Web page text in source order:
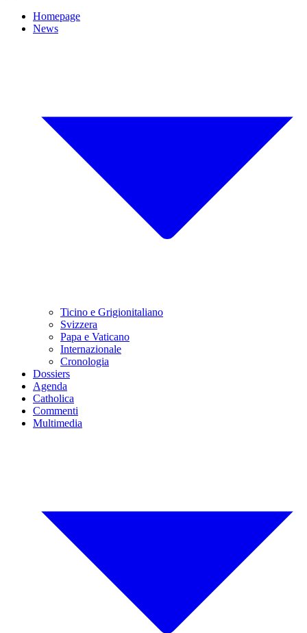
Homepage
News
Ticino e Grigionitaliano
Svizzera
Papa e Vaticano
Internazionale
Cronologia
Dossiers
Agenda
Catholica
Commenti
Multimedia